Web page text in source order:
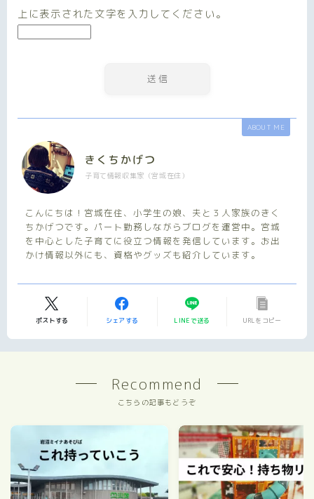
上に表示された文字を入力してください。
ABOUT ME
きくちかげつ
子育て情報収集家（宮城在住）
こんにちは！宮城在住、小学生の娘、夫と３人家族のきく
ちかげつです。パート勤務しながらブログを運営中。宮城
を中心とした子育てに役立つ情報を発信しています。お出
かけ情報以外にも、資格やグッズも紹介しています。
ポストする シェアする LINEで送る URLをコピー
Recommend
こちらの記事もどうぞ